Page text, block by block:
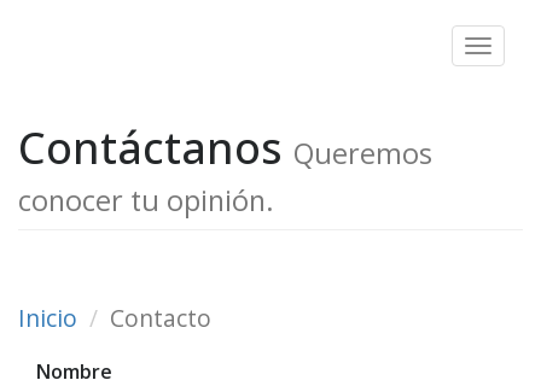
Toggle
Contáctanos Queremos
conocer tu opinión.
Inicio Contacto
Nombre